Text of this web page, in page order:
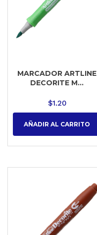
MARCADOR ARTLINE
DECORITE M...
$1.20
AÑADIR AL CARRITO